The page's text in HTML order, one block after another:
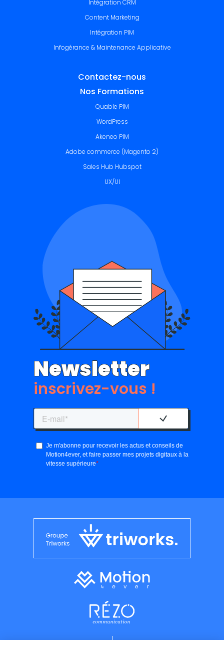
Intégration CRM
Content Marketing
Intégration PIM
Infogérance & Maintenance Applicative
Contactez-nous
Nos Formations
Quable PIM
WordPress
Akeneo PIM
Adobe commerce (Magento 2)
Sales Hub Hubspot
UX/UI
Newsletter
inscrivez-vous !